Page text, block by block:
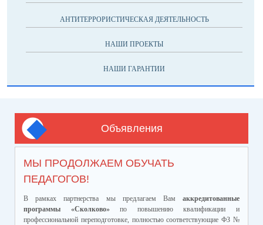
АНТИТЕРРОРИСТИЧЕСКАЯ ДЕЯТЕЛЬНОСТЬ
НАШИ ПРОЕКТЫ
НАШИ ГАРАНТИИ
Объявления
МЫ ПРОДОЛЖАЕМ ОБУЧАТЬ
ПЕДАГОГОВ!
В рамках партнерства мы предлагаем Вам аккредитованные
программы «Сколково»по повышению квалификации и
профессиональной переподготовке, полностью соответствующие ФЗ №